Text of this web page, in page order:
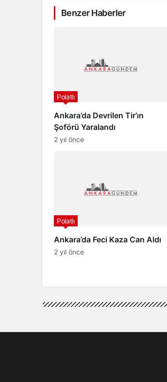
Benzer Haberler
Ankara’da Devrilen Tir’ın
Şoförü Yaralandı
Polatlı
2 yıl önce
Ankara’da Feci Kaza Can Aldı
Polatlı
2 yıl önce